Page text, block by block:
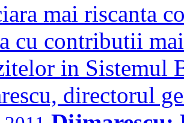
mai riscanta
cu contributii
in Sistemul
directorul